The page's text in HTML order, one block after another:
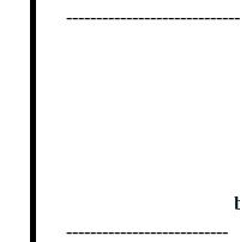
-----------------------------
---------------------------